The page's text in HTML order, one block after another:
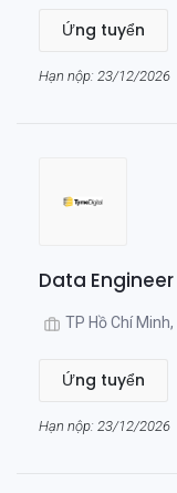
Ứng tuyển
Hạn nộp: 23/12/2026
Data
TP Hồ Chí Minh,
Ứng tuyển
Hạn nộp: 23/12/2026